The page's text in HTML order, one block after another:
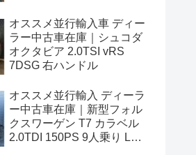
オススメ並行輸入車 ディー
ラー中古車在庫｜シュコダ
オクタビア 2.0TSI vRS
7DSG 右ハンドル
オススメ並行輸入 ディーラ
ー中古車在庫｜新型フォル
クスワーゲン T7 カラベル
2.0TDI 150PS 9人乗り LWB